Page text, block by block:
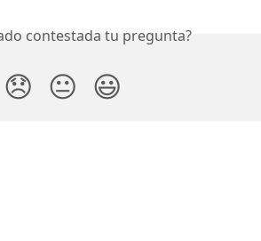
contestada tu pregunta?
😞 😐 😃